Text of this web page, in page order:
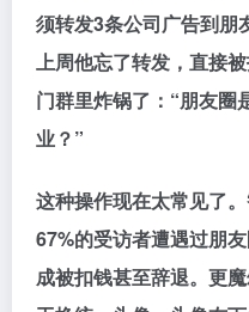
须转发3条公司广告到朋
上周他忘了转发，直接
门群里炸锅了：“朋友圈
业？”
这种操作现在太常见了
67%的受访者遭遇过朋
成被扣钱甚至辞退。更